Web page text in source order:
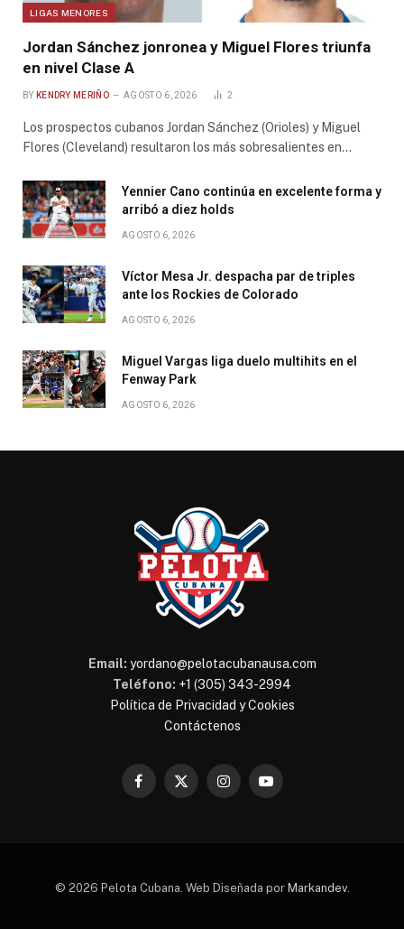
LIGAS MENORES
Jordan Sánchez jonronea y Miguel Flores triunfa
en nivel Clase A
BY KENDRY MERIÑO AGOSTO 6, 2026 2
Los prospectos cubanos Jordan Sánchez (Orioles) y Miguel
Flores (Cleveland) resultaron los más sobresalientes en…
Yennier Cano continúa en excelente forma y
arribó a diez holds
AGOSTO 6, 2026
Víctor Mesa Jr. despacha par de triples
ante los Rockies de Colorado
AGOSTO 6, 2026
Miguel Vargas liga duelo multihits en el
Fenway Park
AGOSTO 6, 2026
Email: yordano@pelotacubanausa.com
Teléfono: +1 (305) 343-2994
Política de Privacidad y Cookies
Contáctenos
Facebook
X
InstagramYouTube
© 2026 Pelota Cubana. Web Diseñada por Markandev.